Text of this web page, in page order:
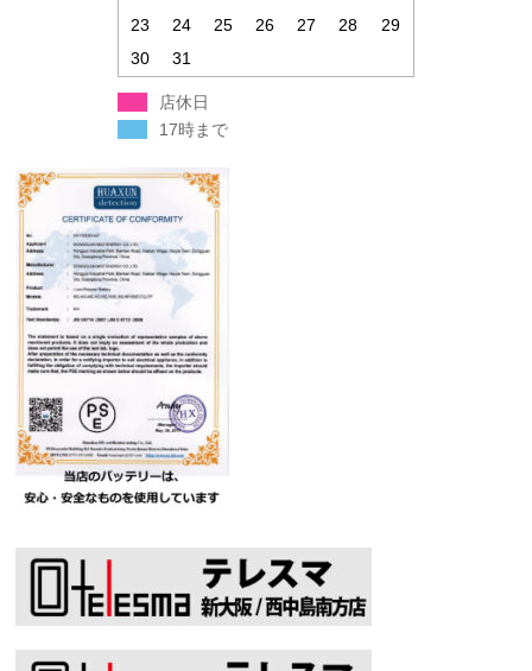
23
24 25 26 27 28
29
30
31
店休日
17時まで